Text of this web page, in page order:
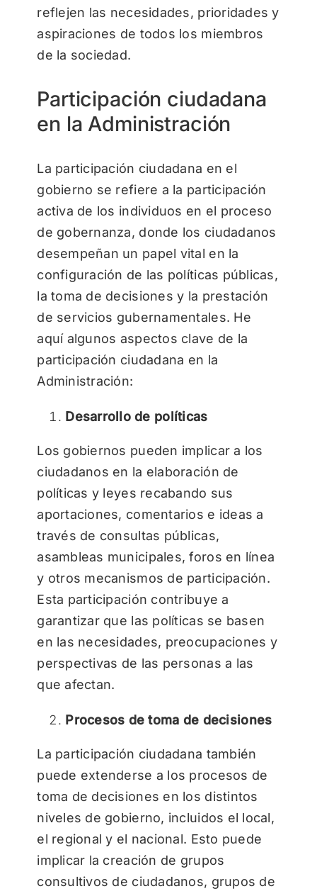
reflejen las necesidades, prioridades y
aspiraciones de todos los miembros
de la sociedad.
Participación ciudadana
en la Administración
La participación ciudadana en el
gobierno se refiere a la participación
activa de los individuos en el proceso
de gobernanza, donde los ciudadanos
desempeñan un papel vital en la
configuración de las políticas públicas,
la toma de decisiones y la prestación
de servicios gubernamentales. He
aquí algunos aspectos clave de la
participación ciudadana en la
Administración:
Desarrollo de políticas
Los gobiernos pueden implicar a los
ciudadanos en la elaboración de
políticas y leyes recabando sus
aportaciones, comentarios e ideas a
través de consultas públicas,
asambleas municipales, foros en línea
y otros mecanismos de participación.
Esta participación contribuye a
garantizar que las políticas se basen
en las necesidades, preocupaciones y
perspectivas de las personas a las
que afectan.
Procesos de toma de decisiones
La participación ciudadana también
puede extenderse a los procesos de
toma de decisiones en los distintos
niveles de gobierno, incluidos el local,
el regional y el nacional. Esto puede
implicar la creación de grupos
consultivos de ciudadanos, grupos de